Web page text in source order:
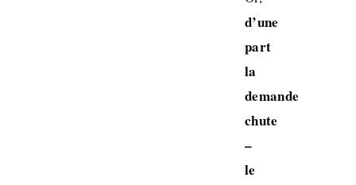
d’une
part
la
demande
chute
–
le